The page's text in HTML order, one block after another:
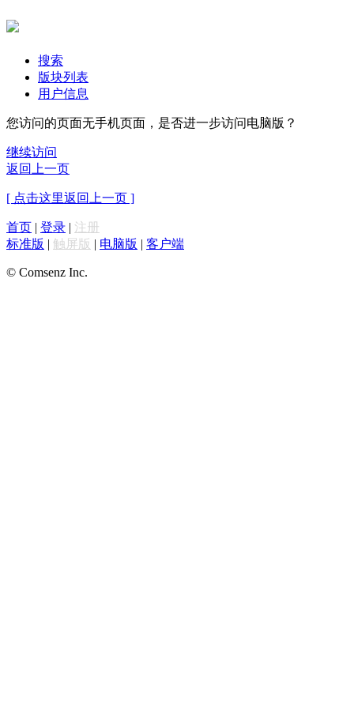
搜索
版块列表
用户信息
您访问的页面无手机页面，是否进一步访问电脑版？
继续访问
返回上一页
[ 点击这里返回上一页 ]
首页 | 登录 | 注册
标准版 | 触屏版 | 电脑版 | 客户端
© Comsenz Inc.